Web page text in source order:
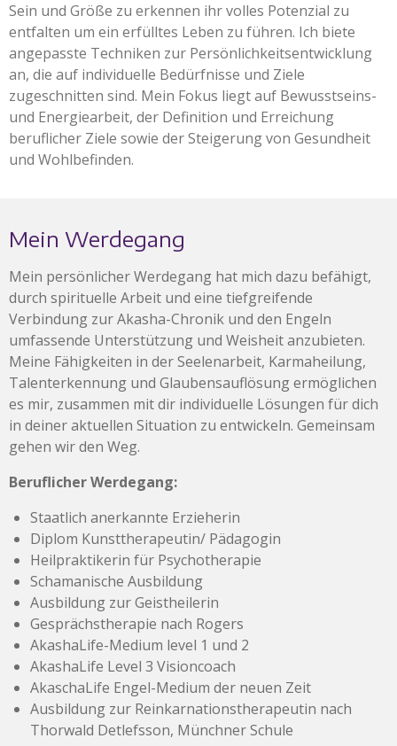
Sein und Größe zu erkennen ihr volles Potenzial zu
entfalten um ein erfülltes Leben zu führen. Ich biete
angepasste Techniken zur Persönlichkeitsentwicklung
an, die auf individuelle Bedürfnisse und Ziele
zugeschnitten sind. Mein Fokus liegt auf Bewusstseins-
und Energiearbeit, der Definition und Erreichung
beruflicher Ziele sowie der Steigerung von Gesundheit
und Wohlbefinden.
Mein Werdegang
Mein persönlicher Werdegang hat mich dazu befähigt,
durch spirituelle Arbeit und eine tiefgreifende
Verbindung zur Akasha-Chronik und den Engeln
umfassende Unterstützung und Weisheit anzubieten.
Meine Fähigkeiten in der Seelenarbeit, Karmaheilung,
Talenterkennung und Glaubensauflösung ermöglichen
es mir, zusammen mit dir individuelle Lösungen für dich
in deiner aktuellen Situation zu entwickeln. Gemeinsam
gehen wir den Weg.
Beruflicher Werdegang:
Staatlich anerkannte Erzieherin
Diplom Kunsttherapeutin/ Pädagogin
Heilpraktikerin für Psychotherapie
Schamanische Ausbildung
Ausbildung zur Geistheilerin
Gesprächstherapie nach Rogers
AkashaLife-Medium level 1 und 2
AkashaLife Level 3 Visioncoach
AkaschaLife Engel-Medium der neuen Zeit
Ausbildung zur Reinkarnationstherapeutin nach
Thorwald Detlefsson, Münchner Schule